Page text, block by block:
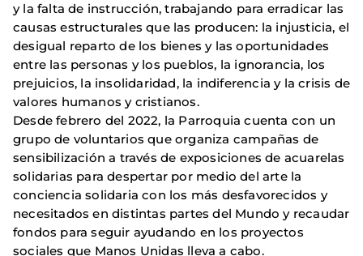
y la falta de instrucción, trabajando para erradicar las
causas estructurales que las producen: la injusticia, el
desigual reparto de los bienes y las oportunidades
entre las personas y los pueblos, la ignorancia, los
prejuicios, la insolidaridad, la indiferencia y la crisis de
valores humanos y cristianos.
Desde febrero del 2022, la Parroquia cuenta con un
grupo de voluntarios que organiza campañas de
sensibilización a través de exposiciones de acuarelas
solidarias para despertar por medio del arte la
conciencia solidaria con los más desfavorecidos y
necesitados en distintas partes del Mundo y recaudar
fondos para seguir ayudando en los proyectos
sociales que Manos Unidas lleva a cabo.